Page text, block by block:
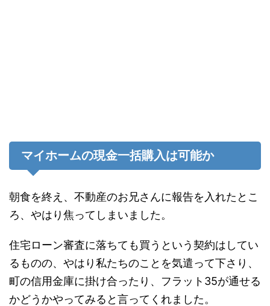
マイホームの現金一括購入は可能か
朝食を終え、不動産のお兄さんに報告を入れたとこ
ろ、やはり焦ってしまいました。
住宅ローン審査に落ちても買うという契約はしてい
るものの、やはり私たちのことを気遣って下さり、
町の信用金庫に掛け合ったり、フラット35が通せる
かどうかやってみると言ってくれました。